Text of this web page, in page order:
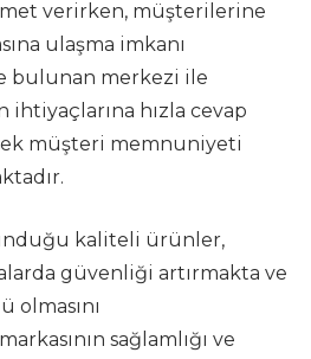
verirken, müşterilerine
ulaşma imkanı
bulunan merkezi ile
hızla cevap
müşteri memnuniyeti
kaliteli ürünler,
güvenliği artırmakta ve
olmasını
markasının sağlamlığı ve